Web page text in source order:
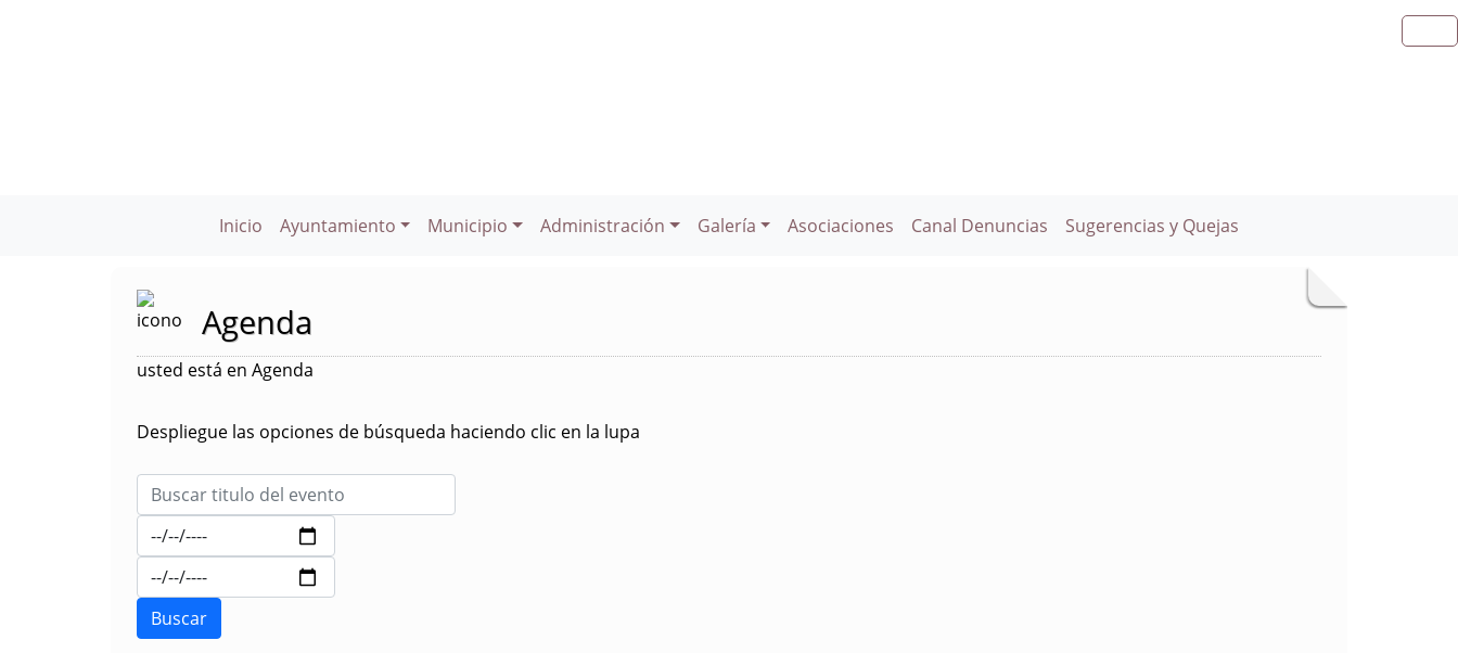
Inicio Ayuntamiento Municipio Administración Galería Asociaciones Canal Denuncias Sugerencias y Quejas
Agenda
usted está en Agenda
Despliegue las opciones de búsqueda haciendo clic en la lupa